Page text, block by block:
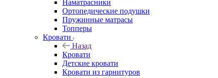
Наматрасники
Ортопедические подушки
Пружинные матрасы
Топперы
Кровати
Назад
Кровати
Детские кровати
Кровати из гарнитуров